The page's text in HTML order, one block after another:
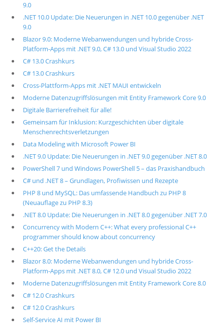
9.0
.NET 10.0 Update: Die Neuerungen in .NET 10.0 gegenüber .NET
9.0
Blazor 9.0: Moderne Webanwendungen und hybride Cross-
Platform-Apps mit .NET 9.0, C# 13.0 und Visual Studio 2022
C# 13.0 Crashkurs
C# 13.0 Crashkurs
Cross-Plattform-Apps mit .NET MAUI entwickeln
Moderne Datenzugriffslösungen mit Entity Framework Core 9.0
Digitale Barrierefreiheit für alle!
Gemeinsam für Inklusion: Kurzgeschichten über digitale
Menschenrechtsverletzungen
Data Modeling with Microsoft Power BI
.NET 9.0 Update: Die Neuerungen in .NET 9.0 gegenüber .NET 8.0
PowerShell 7 und Windows PowerShell 5 – das Praxishandbuch
C# und .NET 8 – Grundlagen, Profiwissen und Rezepte
PHP 8 und MySQL: Das umfassende Handbuch zu PHP 8
(Neuauflage zu PHP 8.3)
.NET 8.0 Update: Die Neuerungen in .NET 8.0 gegenüber .NET 7.0
Concurrency with Modern C++: What every professional C++
programmer should know about concurrency
C++20: Get the Details
Blazor 8.0: Moderne Webanwendungen und hybride Cross-
Platform-Apps mit .NET 8.0, C# 12.0 und Visual Studio 2022
Moderne Datenzugriffslösungen mit Entity Framework Core 8.0
C# 12.0 Crashkurs
C# 12.0 Crashkurs
Self-Service AI mit Power BI